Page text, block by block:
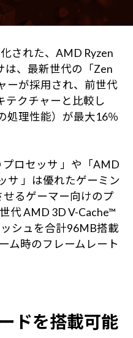
された、AMD Ryzen
は、最新世代の「Zen
ーが採用され、前世代
テクチャーと比較し
処理性能）が最大16％
プロセッサ 」や「AMD
サ 」は優れたゲーミン
るゲーマー向けのプ
代 AMD 3D V-Cache™
シュを合計96MB搭載
ム時のフレームレート
ドを搭載可能